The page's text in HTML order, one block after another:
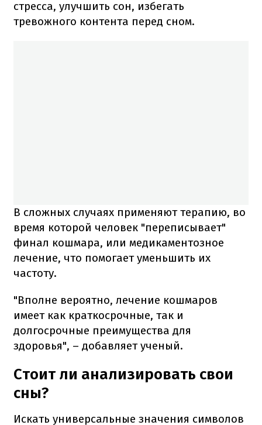
стресса, улучшить сон, избегать
тревожного контента перед сном.
В сложных случаях применяют терапию, во
время которой человек "переписывает"
финал кошмара, или медикаментозное
лечение, что помогает уменьшить их
частоту.
"Вполне вероятно, лечение кошмаров
имеет как краткосрочные, так и
долгосрочные преимущества для
здоровья", – добавляет ученый.
Стоит ли анализировать свои
сны?
Искать универсальные значения символов